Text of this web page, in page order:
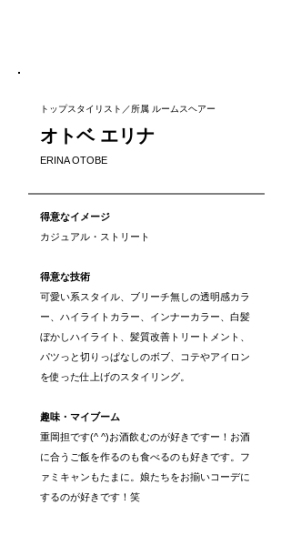
トップスタイリスト／所属 ルームスヘアー
オトベ エリナ
ERINA OTOBE
得意なイメージ
カジュアル・ストリート
得意な技術
可愛い系スタイル、ブリーチ無しの透明感カラ
ー、ハイライトカラー、インナーカラー、白髪
ぼかしハイライト、髪質改善トリートメント、
パツっと切りっぱなしのボブ、コテやアイロン
を使った仕上げのスタイリング。
趣味・マイブーム
重岡担です(^ ^)お酒飲むのが好きですー！お酒
に合うご飯を作るのも食べるのも好きです。フ
ァミキャンもたまに。娘たちをお揃いコーデに
するのが好きです！笑